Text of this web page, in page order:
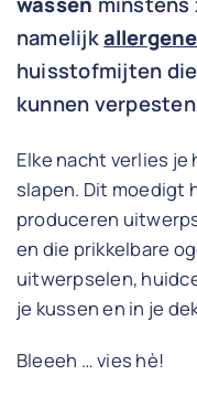
namelijk
huisstofmijten
kunnen
Elke nacht verlies je
slapen. Dit moedigt
produceren
en die prikkelbare
uitwerpselen,
je kussen en in je
Bleeeh … vies hè!